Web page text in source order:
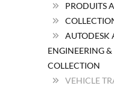
PRODUITS
AUTODESK
ENGINEERING
COLLECTION
VEHICLE